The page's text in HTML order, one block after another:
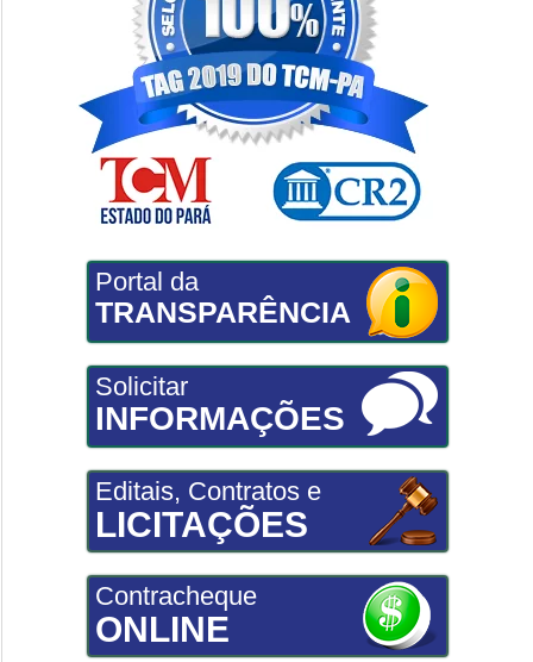
Portal da
TRANSPARÊNCIA
Solicitar
INFORMAÇÕES
Editais, Contratos e
LICITAÇÕES
Contracheque
ONLINE